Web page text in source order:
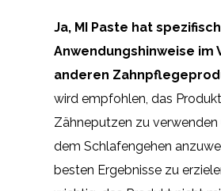
Ja, MI Paste hat
Anwendungshinweise im
anderen
wird empfohlen, das
Zähneputzen zu verwenden
dem Schlafengehen
besten Ergebnisse zu